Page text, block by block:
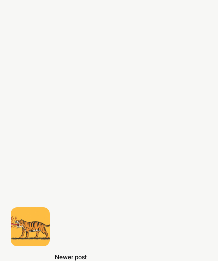
Newer post